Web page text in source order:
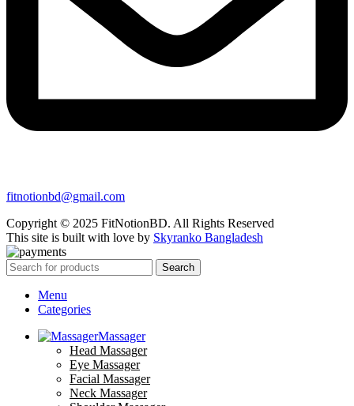
fitnotionbd@gmail.com
Copyright © 2025 FitNotionBD. All Rights Reserved
This site is built with love by Skyranko Bangladesh
Search
Menu
Categories
Massager
Head Massager
Eye Massager
Facial Massager
Neck Massager